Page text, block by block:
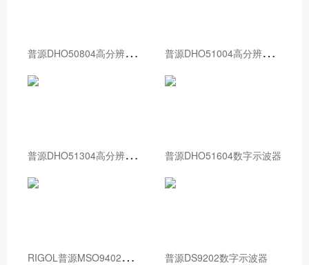
普
源DHO50804高分辨率数字示波器 普
源DHO51004高分辨率数字示波器
普
源DHO51304高分辨率数字示波器 普源DHO51604数字示波器
R
IGOL普源MSO9402数字示波器 普源DS9202数字示波器